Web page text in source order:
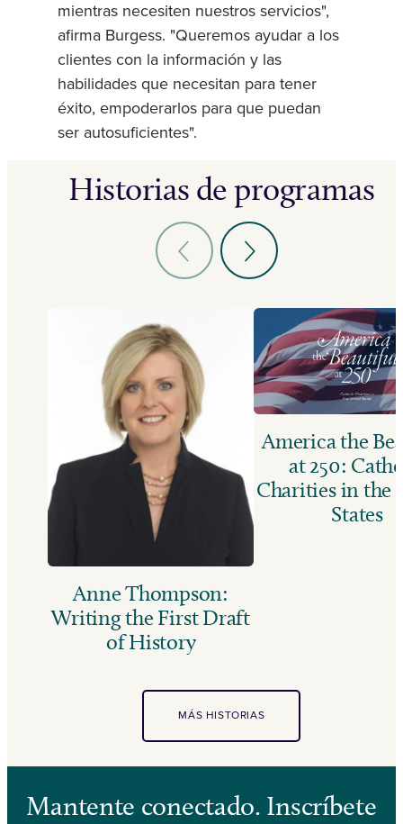
mientras necesiten nuestros servicios",
afirma Burgess. "Queremos ayudar a los
clientes con la información y las
habilidades que necesitan para tener
éxito, empoderarlos para que puedan
ser autosuficientes".
Historias de programas
Anne Thompson:
Writing the First Draft
of History
America the
at 250:
Charities in the
States
MÁS HISTORIAS
Mantente conectado. Inscríbete